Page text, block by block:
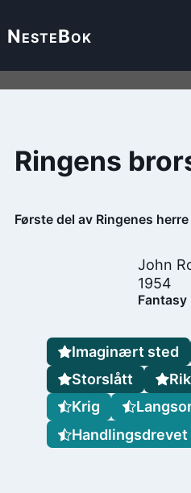
NesteBok
Ringens
Første del av Ringenes herre
John
1954
Fantasy
Imaginært sted
Storslått
Krig
Handlingsdrevet